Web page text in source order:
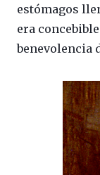
estómagos
era
benevolencia